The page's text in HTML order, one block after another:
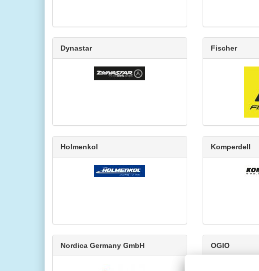
Dynastar Fischer
Holmenkol Komperdell
Nordica Germany GmbH OGIO